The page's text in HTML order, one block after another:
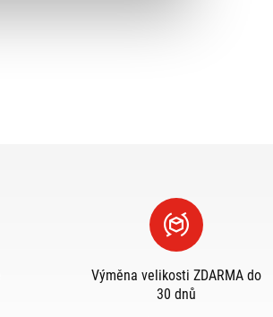
Výměna velikosti ZDARMA do
30 dnů